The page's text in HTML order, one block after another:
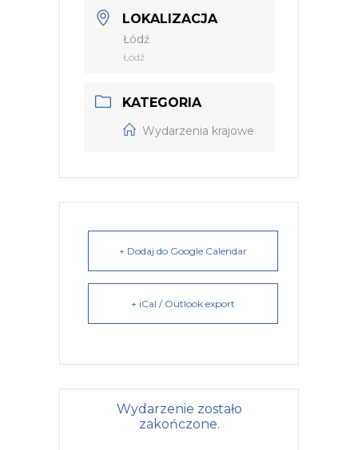
LOKALIZACJA
Łódź
Łódź
KATEGORIA
Wydarzenia krajowe
+ Dodaj do Google Calendar
+ iCal / Outlook export
Wydarzenie zostało
zakończone.